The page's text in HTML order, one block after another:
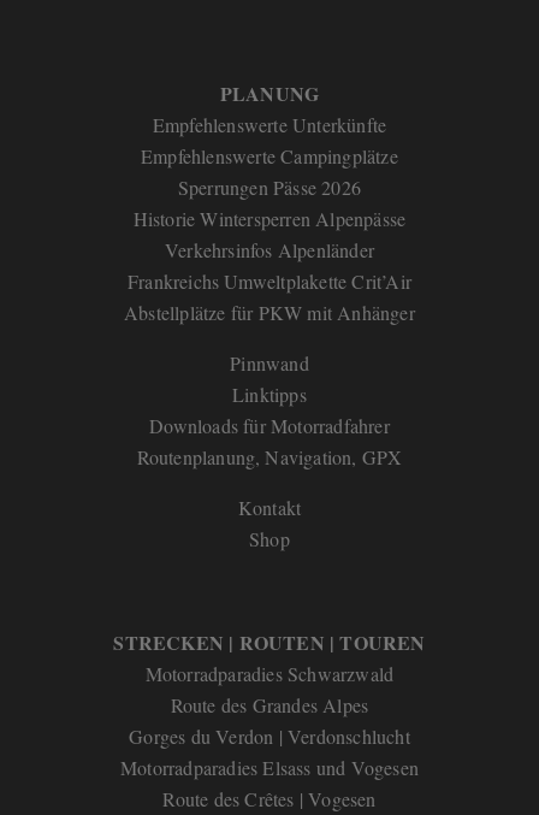
PLANUNG
Empfehlenswerte Unterkünfte
Empfehlenswerte Campingplätze
Sperrungen Pässe 2026
Historie Wintersperren Alpenpässe
Verkehrsinfos Alpenländer
Frankreichs Umweltplakette Crit’Air
Abstellplätze für PKW mit Anhänger
Pinnwand
Linktipps
Downloads für Motorradfahrer
Routenplanung, Navigation, GPX
Kontakt
Shop
STRECKEN | ROUTEN | TOUREN
Motorradparadies Schwarzwald
Route des Grandes Alpes
Gorges du Verdon | Verdonschlucht
Motorradparadies Elsass und Vogesen
Route des Crêtes | Vogesen